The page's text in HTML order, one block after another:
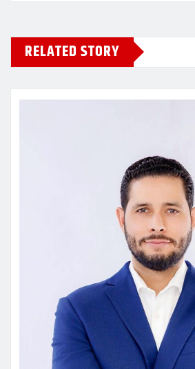
RELATED STORY